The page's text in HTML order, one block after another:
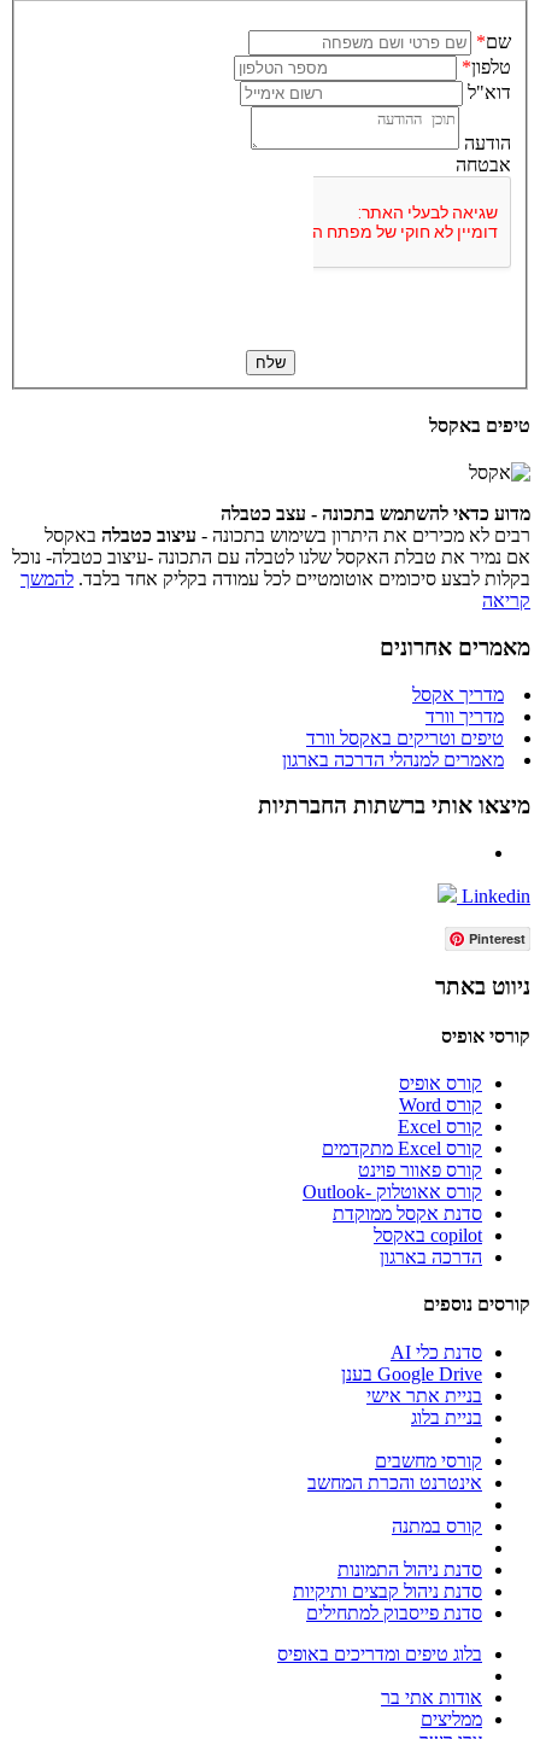
שם*
טלפון*
דוא"ל
הודעה
אבטחה
טיפים באקסל
מדוע כדאי להשתמש בתכונה - עצב כטבלה
רבים לא מכירים את היתרון בשימוש בתכונה - עיצוב כטבלה באקסל
אם נמיר את טבלת האקסל שלנו לטבלה עם התכונה -עיצוב כטבלה- נוכל
בקלות לבצע סיכומים אוטומטיים לכל עמודה בקליק אחד בלבד. להמשך
קריאה
מאמרים אחרונים
מדריך אקסל
מדריך וורד
טיפים וטריקים באקסל וורד
מאמרים למנהלי הדרכה בארגון
מיצאו אותי ברשתות החברתיות
Linkedin
Pinterest
ניווט באתר
קורסי אופיס
קורס אופיס
קורס Word
קורס Excel
קורס Excel מתקדמים
קורס פאוור פוינט
קורס אאוטלוק -Outlook
סדנת אקסל ממוקדת
copilot באקסל
הדרכה בארגון
קורסים נוספים
סדנת כלי AI
Google Drive בענן
בניית אתר אישי
בניית בלוג
קורסי מחשבים
אינטרנט והכרת המחשב
קורס במתנה
סדנת ניהול התמונות
סדנת ניהול קבצים ותיקיות
סדנת פייסבוק למתחילים
בלוג טיפים ומדריכים באופיס
אודות אתי בר
ממליצים